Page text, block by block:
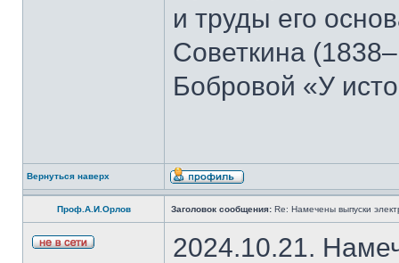
и труды его
Советкина
Бобровой «У
Вернуться наверх
Проф.А.И.Орлов Заголовок сообщения: Re: Намечены выпуски
2024.10.21.